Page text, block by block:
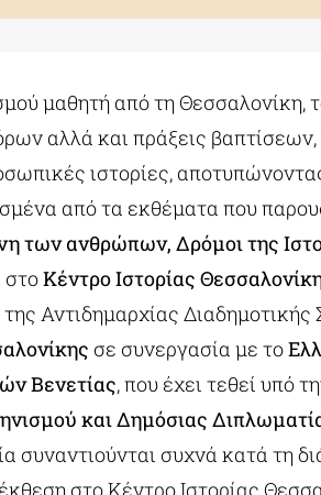
μαθητή από τη Θεσσαλονίκη,
αλλά και πράξεις
ιστορίες,
από τα εκθέματα που
των ανθρώπων, Δρόμοι της
στοΚέντρο Ιστορίας
Αντιδημαρχίας
σε συνεργασία με το
Βενετίας, που έχει τεθεί υπό
και Δημόσιας
συναντιούνται συχνά κατά τη
στο Κέντρο Ιστορίας